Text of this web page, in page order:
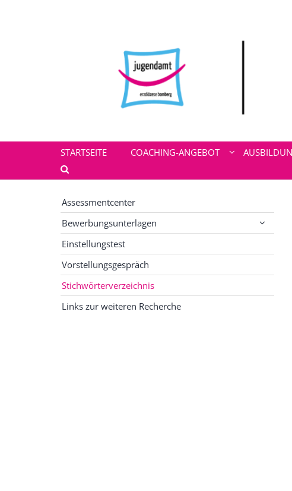
STARTSEITE COACHING-ANGEBOT
Assessmentcenter
Bewerbungsunterlagen
Einstellungstest
Vorstellungsgespräch
Stichwörterverzeichnis
Links zur weiteren Recherche